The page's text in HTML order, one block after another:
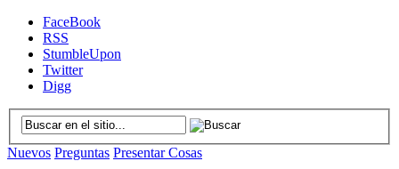
FaceBook
RSS
StumbleUpon
Twitter
Digg
Nuevos Preguntas Presentar Cosas